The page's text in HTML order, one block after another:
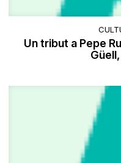
Un tribut a Pepe